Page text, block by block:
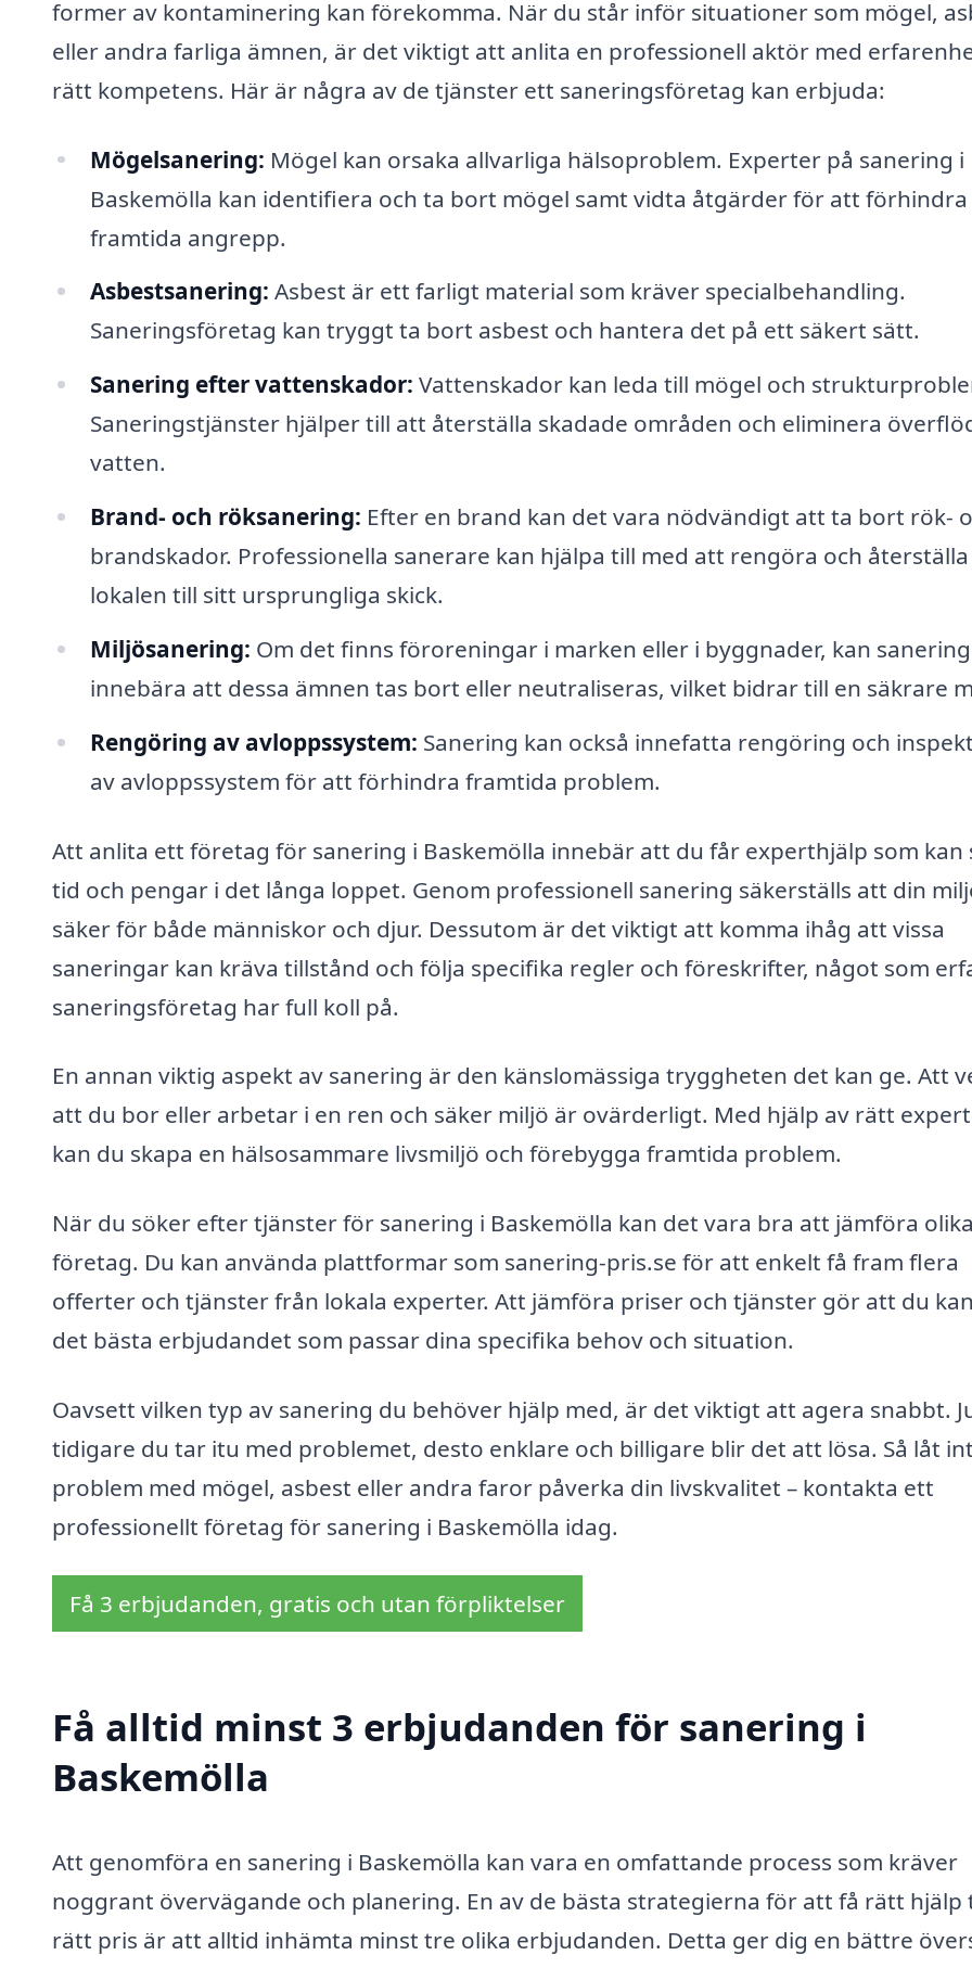
former av kontaminering kan förekomma. När du står inför situationer som mögel,
eller andra farliga ämnen, är det viktigt att anlita en professionell aktör med
rätt kompetens. Här är några av de tjänster ett saneringsföretag kan erbjuda:
Mögelsanering: Mögel kan orsaka allvarliga hälsoproblem. Experter på sanering i
Baskemölla kan identifiera och ta bort mögel samt vidta åtgärder för att förhindra
framtida angrepp.
Asbestsanering: Asbest är ett farligt material som kräver specialbehandling.
Saneringsföretag kan tryggt ta bort asbest och hantera det på ett säkert sätt.
Sanering efter vattenskador: Vattenskador kan leda till mögel och
Saneringstjänster hjälper till att återställa skadade områden och eliminera
vatten.
Brand- och röksanering: Efter en brand kan det vara nödvändigt att ta bort rök-
brandskador. Professionella sanerare kan hjälpa till med att rengöra och återställa
lokalen till sitt ursprungliga skick.
Miljösanering: Om det finns föroreningar i marken eller i byggnader, kan sanering
innebära att dessa ämnen tas bort eller neutraliseras, vilket bidrar till en säkrare
Rengöring av avloppssystem: Sanering kan också innefatta rengöring och
av avloppssystem för att förhindra framtida problem.
Att anlita ett företag för sanering i Baskemölla innebär att du får experthjälp som kan
tid och pengar i det långa loppet. Genom professionell sanering säkerställs att din
säker för både människor och djur. Dessutom är det viktigt att komma ihåg att vissa
saneringar kan kräva tillstånd och följa specifika regler och föreskrifter, något som
saneringsföretag har full koll på.
En annan viktig aspekt av sanering är den känslomässiga tryggheten det kan ge. Att
att du bor eller arbetar i en ren och säker miljö är ovärderligt. Med hjälp av rätt
kan du skapa en hälsosammare livsmiljö och förebygga framtida problem.
När du söker efter tjänster för sanering i Baskemölla kan det vara bra att jämföra olika
företag. Du kan använda plattformar som sanering-pris.se för att enkelt få fram flera
offerter och tjänster från lokala experter. Att jämföra priser och tjänster gör att du
det bästa erbjudandet som passar dina specifika behov och situation.
Oavsett vilken typ av sanering du behöver hjälp med, är det viktigt att agera snabbt.
tidigare du tar itu med problemet, desto enklare och billigare blir det att lösa. Så låt
problem med mögel, asbest eller andra faror påverka din livskvalitet – kontakta ett
professionellt företag för sanering i Baskemölla idag.
Få 3 erbjudanden, gratis och utan förpliktelser
Få alltid minst 3 erbjudanden för sanering i
Baskemölla
Att genomföra en sanering i Baskemölla kan vara en omfattande process som kräver
noggrant övervägande och planering. En av de bästa strategierna för att få rätt hjälp
rätt pris är att alltid inhämta minst tre olika erbjudanden. Detta ger dig en bättre